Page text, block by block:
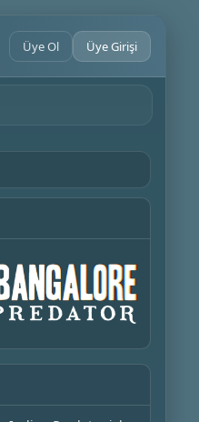
Üye Ol Üye Girişi